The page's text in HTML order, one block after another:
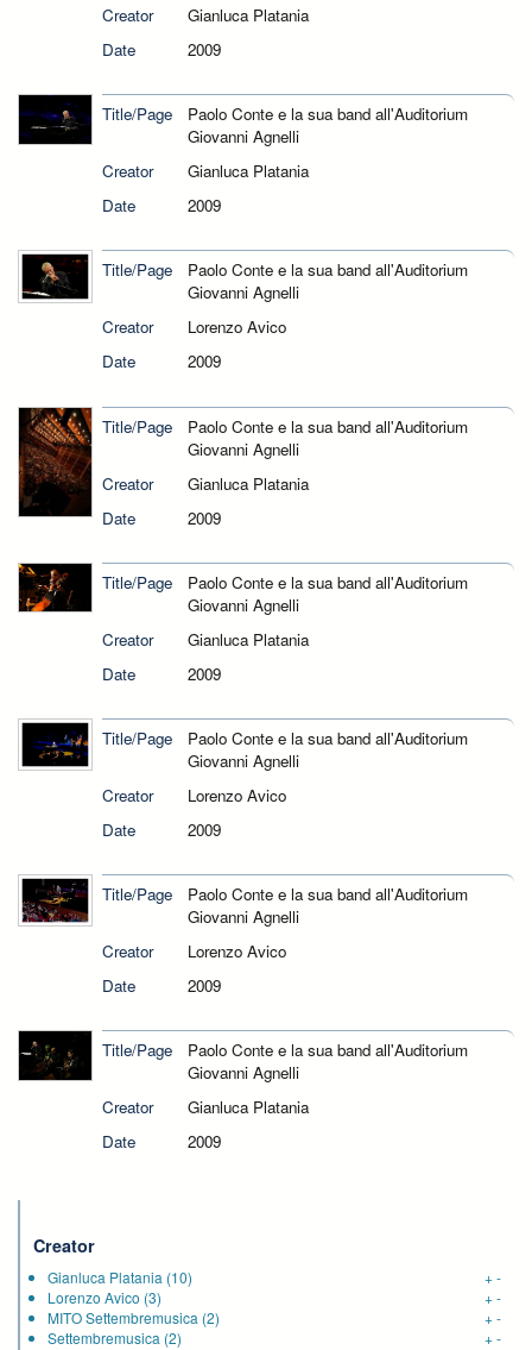
Creator
Gianluca Platania
Date
2009
Title/Page
Paolo Conte e la sua band all'Auditorium
Giovanni Agnelli
Creator
Gianluca Platania
Date
2009
Title/Page
Paolo Conte e la sua band all'Auditorium
Giovanni Agnelli
Creator
Lorenzo Avico
Date
2009
Title/Page
Paolo Conte e la sua band all'Auditorium
Giovanni Agnelli
Creator
Gianluca Platania
Date
2009
Title/Page
Paolo Conte e la sua band all'Auditorium
Giovanni Agnelli
Creator
Gianluca Platania
Date
2009
Title/Page
Paolo Conte e la sua band all'Auditorium
Giovanni Agnelli
Creator
Lorenzo Avico
Date
2009
Title/Page
Paolo Conte e la sua band all'Auditorium
Giovanni Agnelli
Creator
Lorenzo Avico
Date
2009
Title/Page
Paolo Conte e la sua band all'Auditorium
Giovanni Agnelli
Creator
Gianluca Platania
Date
2009
Creator
Gianluca Platania (10) +-
Lorenzo Avico (3) +-
MITO Settembremusica (2) +-
Settembremusica (2) +-